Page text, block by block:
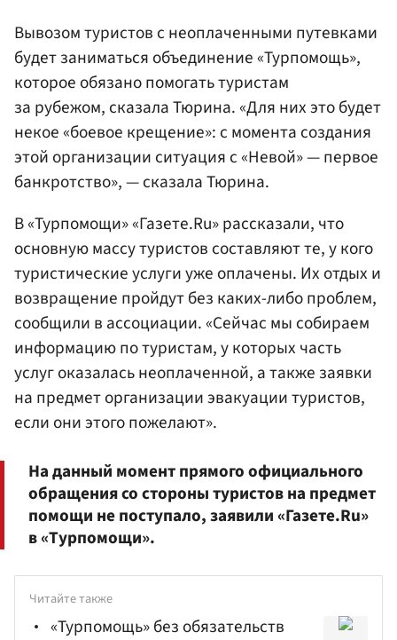
Вывозом туристов с неоплаченными путевками
будет заниматься объединение «Турпомощь»,
которое обязано помогать туристам
за рубежом, сказала Тюрина. «Для них это будет
некое «боевое крещение»: с момента создания
этой организации ситуация с «Невой» — первое
банкротство», — сказала Тюрина.
В «Турпомощи» «Газете.Ru» рассказали, что
основную массу туристов составляют те, у кого
туристические услуги уже оплачены. Их отдых и
возвращение пройдут без каких-либо проблем,
сообщили в ассоциации. «Сейчас мы собираем
информацию по туристам, у которых часть
услуг оказалась неоплаченной, а также заявки
на предмет организации эвакуации туристов,
если они этого пожелают».
На данный момент прямого официального
обращения со стороны туристов на предмет
помощи не поступало, заявили «Газете.Ru»
в «Турпомощи».
Читайте также
«Турпомощь» без обязательств